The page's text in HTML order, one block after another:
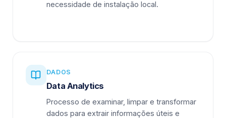
necessidade de instalação local.
DADOS
Data Analytics
Processo de examinar, limpar e transformar
dados para extrair informações úteis e